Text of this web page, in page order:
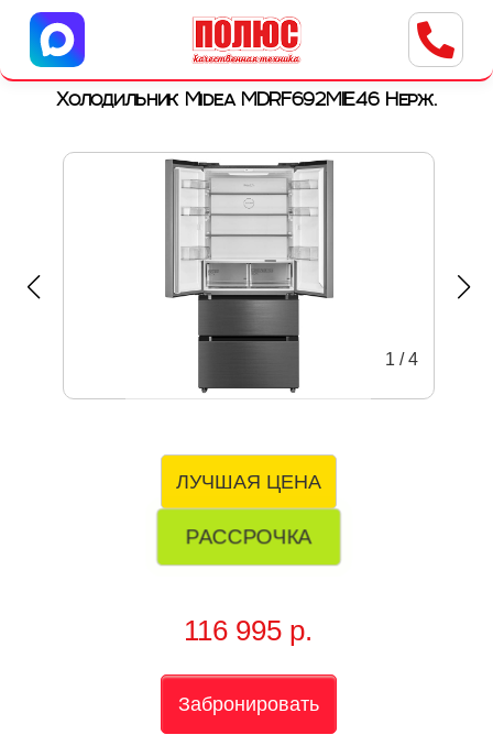
Центр бытовой техники
г. Ульяновск, ул. Пушкарева, 8a
Холодильник Midea MDRF692MIE46 Нерж.
1 /4
ЛУЧШАЯ ЦЕНА
РАССРОЧКА
116 995 р.
Забронировать